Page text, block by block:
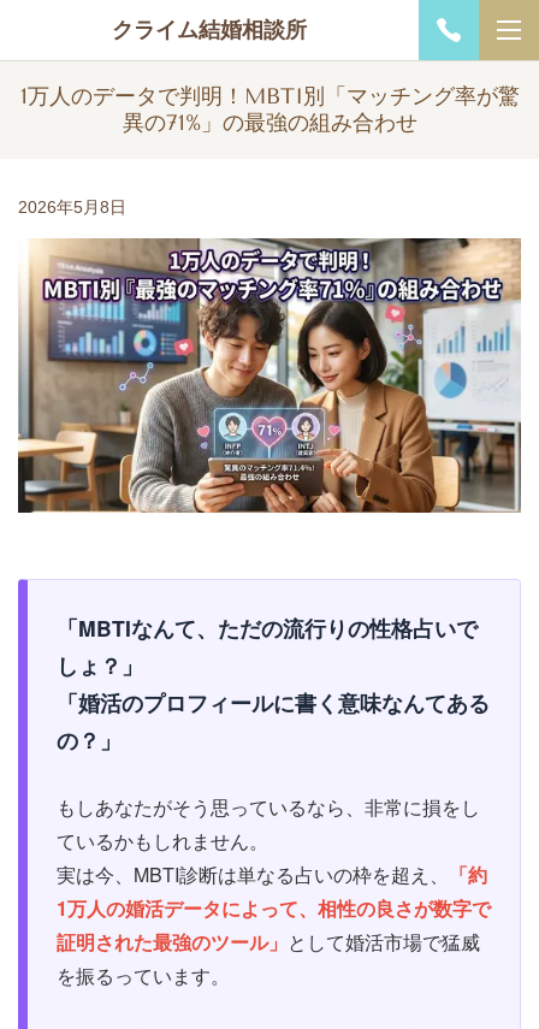
クライム結婚相談所
1万人のデータで判明！MBTI別「マッチング率が驚
異の71%」の最強の組み合わせ
2026年5月8日
「MBTIなんて、ただの流行りの性格占いで
しょ？」
「婚活のプロフィールに書く意味なんてある
の？」
もしあなたがそう思っているなら、非常に損をし
ているかもしれません。
実は今、MBTI診断は単なる占いの枠を超え、
「約
1万人の婚活データによって、相性の良さが数字で
証明された最強のツール」 として婚活市場で猛威
を振るっています。